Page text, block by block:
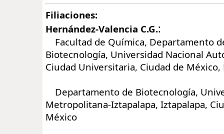
Filiaciones:
Hernández-Valencia C.G.:
Facultad de Química, Departamento
Biotecnología, Universidad Nacional
Ciudad Universitaria, Ciudad de México,
Departamento de Biotecnología,
Metropolitana-Iztapalapa, Iztapalapa,
México